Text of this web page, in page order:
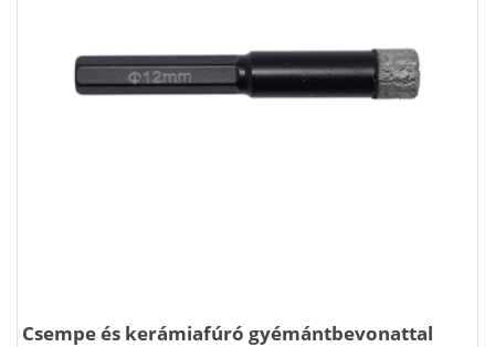
Csempe és kerámiafúró gyémántbevonattal